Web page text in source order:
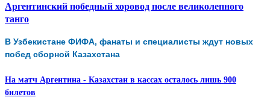
Аргентинский победный хоровод после великолепного
танго
В Узбекистане ФИФА, фанаты и специалисты ждут новых
побед сборной Казахстана
На матч Аргентина - Казахстан в кассах осталось лишь 900
билетов